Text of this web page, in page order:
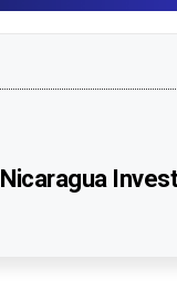
Nicaragua